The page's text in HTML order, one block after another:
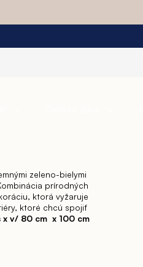
zeleno-bielymi
prírodných
ktorá vyžaruje
ktoré chcú spojiť
x v/ 80 cm x 100 cm